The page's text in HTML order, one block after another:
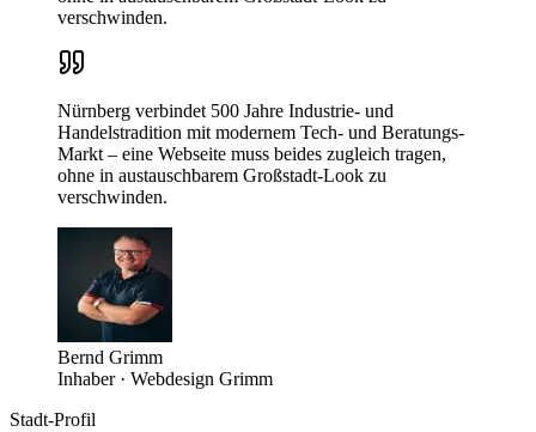
verschwinden.
Nürnberg verbindet 500 Jahre Industrie- und
Handelstradition mit modernem Tech- und Beratungs-
Markt – eine Webseite muss beides zugleich tragen,
ohne in austauschbarem Großstadt-Look zu
verschwinden.
Bernd Grimm
Inhaber · Webdesign Grimm
Stadt-Profil